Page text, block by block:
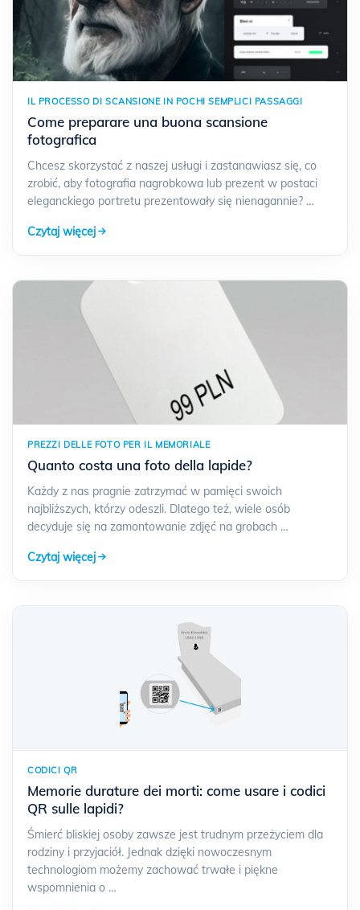
IL PROCESSO DI SCANSIONE IN POCHI SEMPLICI PASSAGGI
Come preparare una buona scansione
fotografica
Chcesz skorzystać z naszej usługi i zastanawiasz się, co
zrobić, aby fotografia nagrobkowa lub prezent w postaci
eleganckiego portretu prezentowały się nienagannie? …
Czytaj więcej
PREZZI DELLE FOTO PER IL MEMORIALE
Quanto costa una foto della lapide?
Każdy z nas pragnie zatrzymać w pamięci swoich
najbliższych, którzy odeszli. Dlatego też, wiele osób
decyduje się na zamontowanie zdjęć na grobach …
Czytaj więcej
CODICI QR
Memorie durature dei morti: come usare i codici
QR sulle lapidi?
Śmierć bliskiej osoby zawsze jest trudnym przeżyciem dla
rodziny i przyjaciół. Jednak dzięki nowoczesnym
technologiom możemy zachować trwałe i piękne
wspomnienia o …